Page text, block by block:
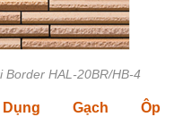
HAL-20BR/HB-4
Gạch Ôp